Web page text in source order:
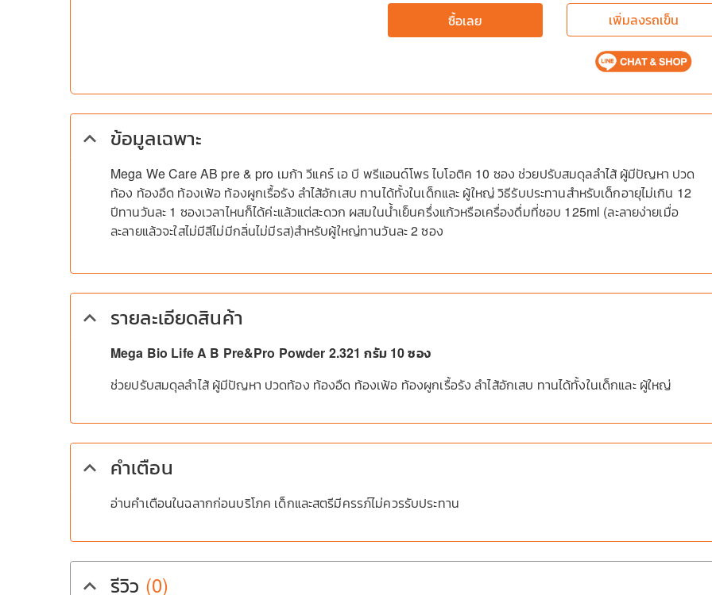
ซื้อเลย เพิ่มลงรถเข็น
ข้อมูลเฉพาะ
keyboard_arrow_up
Mega We Care AB pre & pro เมก้า วีแคร์ เอ บี พรีแอนด์โพร ไบโอติค 10 ซอง ช่วยปรับสมดุลลำไส้ ผู้มีปัญหา ปวด
ท้อง ท้องอืด ท้องเฟ้อ ท้องผูกเรื้อรัง ลำไส้อักเสบ ทานได้ทั้งในเด็กและ ผู้ใหญ่ วิธีรับประทานสำหรับเด็กอายุไม่เกิน 12
ปีทานวันละ 1 ซองเวลาไหนก็ได้ค่ะแล้วแต่สะดวก ผสมในน้ำเย็นครึ่งแก้วหรือเครื่องดื่มที่ชอบ 125ml (ละลายง่ายเมื่อ
ละลายแล้วจะใสไม่มีสีไม่มีกลิ่นไม่มีรส)สำหรับผู้ใหญ่ทานวันละ 2 ซอง
รายละเอียดสินค้า
keyboard_arrow_up
Mega Bio Life A B Pre&Pro Powder 2.321 กรัม 10 ซอง
ช่วยปรับสมดุลลำไส้ ผู้มีปัญหา ปวดท้อง ท้องอืด ท้องเฟ้อ ท้องผูกเรื้อรัง ลำไส้อักเสบ ทานได้ทั้งในเด็กและ ผู้ใหญ่
คำเตือน
keyboard_arrow_up
อ่านคำเตือนในฉลากก่อนบริโภค เด็กและสตรีมีครรภ์ไม่ควรรับประทาน
รีวิว (0)
keyboard_arrow_up